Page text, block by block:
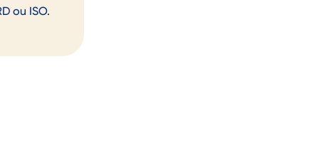
ou ISO.